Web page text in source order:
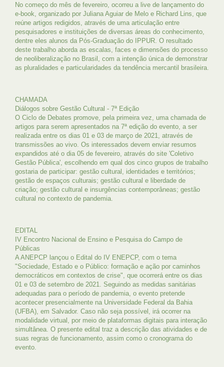
No começo do mês de fevereiro, ocorreu a live de lançamento do
e-book, organizado por Juliana Aguiar de Melo e Richard Lins, que
reúne artigos redigidos, através de uma articulação entre
pesquisadores e instituições de diversas áreas do conhecimento,
dentre eles alunos da Pós-Graduação do IPPUR. O resultado
deste trabalho aborda as escalas, faces e dimensões do processo
de neoliberalização no Brasil, com a intenção única de demonstrar
as pluralidades e particularidades da tendência mercantil brasileira.
CHAMADA
Diálogos sobre Gestão Cultural - 7ª Edição
O Ciclo de Debates promove, pela primeira vez, uma chamada de
artigos para serem apresentados na 7ª edição do evento, a ser
realizada entre os dias 01 e 03 de março de 2021, através de
transmissões ao vivo. Os interessados devem enviar resumos
expandidos até o dia 05 de fevereiro, através do site 'Coletivo
Gestão Pública', escolhendo em qual dos cinco grupos de trabalho
gostaria de participar: gestão cultural, identidades e territórios;
gestão de espaços culturais; gestão cultural e liberdade de
criação; gestão cultural e insurgências contemporâneas; gestão
cultural no contexto de pandemia.
EDITAL
IV Encontro Nacional de Ensino e Pesquisa do Campo de
Públicas
A ANEPCP lançou o Edital do IV ENEPCP, com o tema
"Sociedade, Estado e o Público: formação e ação por caminhos
democráticos em contextos de crise", que ocorrerá entre os dias
01 e 03 de setembro de 2021. Seguindo as medidas sanitárias
adequadas para o período de pandemia, o evento pretende
acontecer presencialmente na Universidade Federal da Bahia
(UFBA), em Salvador. Caso não seja possível, irá ocorrer na
modalidade virtual, por meio de plataformas digitais para interação
simultânea. O presente edital traz a descrição das atividades e de
suas regras de funcionamento, assim como o cronograma do
evento.